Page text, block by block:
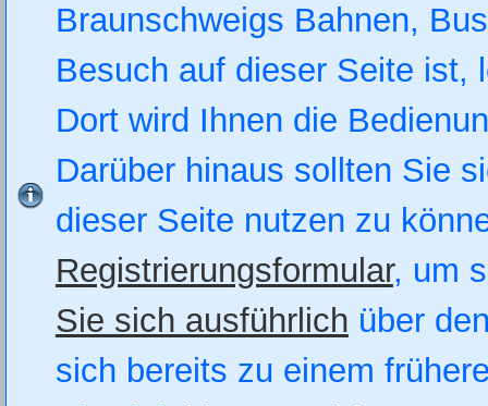
Braunschweigs Bahnen,
Besuch auf dieser Seite
Dort wird Ihnen die
Darüber hinaus sollten Sie
dieser Seite nutzen zu
Registrierungsformular, um
Sie sich ausführlich über
sich bereits zu einem